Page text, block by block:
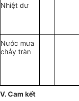
Nhiệt dư
Nước mưa
chảy tràn
V. Cam kết